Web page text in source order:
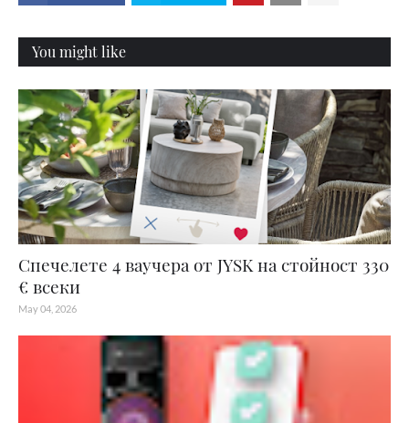
You might like
Спечелете 4 ваучера от JYSK на стойност 330
€ всеки
May 04, 2026